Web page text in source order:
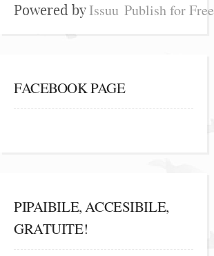
Powered byIssuu Publish for Free
FACEBOOK PAGE
PIPAIBILE, ACCESIBILE,
GRATUITE!